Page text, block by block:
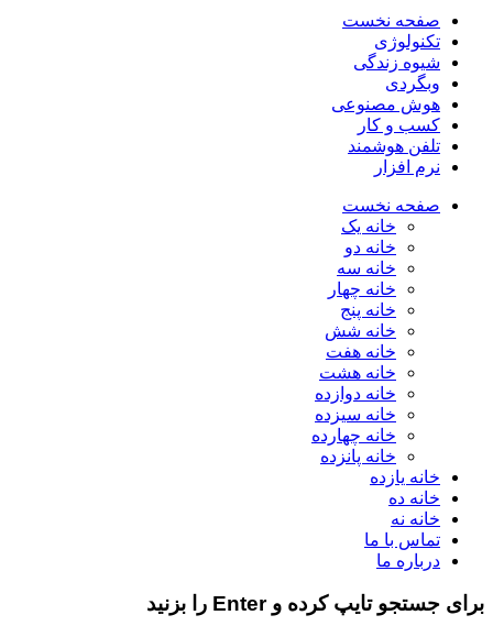
صفحه نخست
تکنولوژی
شیوه زندگی
وبگردی
هوش مصنوعی
کسب و کار
تلفن هوشمند
نرم افزار
صفحه نخست
خانه یک
خانه دو
خانه سه
خانه چهار
خانه پنج
خانه شش
خانه هفت
خانه هشت
خانه دوازده
خانه سیزده
خانه چهارده
خانه پانزده
خانه یازده
خانه ده
خانه نه
تماس با ما
درباره ما
برای جستجو تایپ کرده و Enter را بزنید